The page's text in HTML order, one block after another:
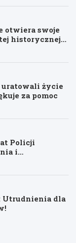
otwiera swoje
historycznej
uratowali życie
za pomoc
Policji
i
służby
Utrudnienia dla